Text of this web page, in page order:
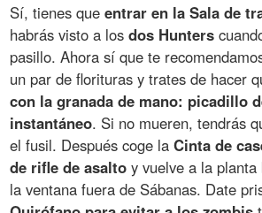
Sí, tienes queentrar en la Sala de
habrás visto a losdos Hunters
pasillo. Ahora sí que te
un par de florituras y trates de hacer
con la granada de mano: picadillo
instantáneo. Si no mueren, tendrás
el fusil. Después coge laCinta de
de rifle de asalto y vuelve a la
la ventana fuera de Sábanas. Date